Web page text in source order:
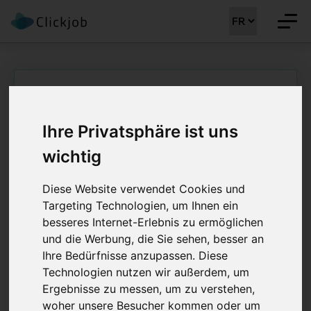
Ihre Privatsphäre ist uns
wichtig
Diese Website verwendet Cookies und
Targeting Technologien, um Ihnen ein
besseres Internet-Erlebnis zu ermöglichen
und die Werbung, die Sie sehen, besser an
Ihre Bedürfnisse anzupassen. Diese
Technologien nutzen wir außerdem, um
Ergebnisse zu messen, um zu verstehen,
woher unsere Besucher kommen oder um
en gynécologie (h/f/d)
Recherche cabinet
pour un médecin
spécialiste en
gynécologie (h/f/d)
80 - 100%